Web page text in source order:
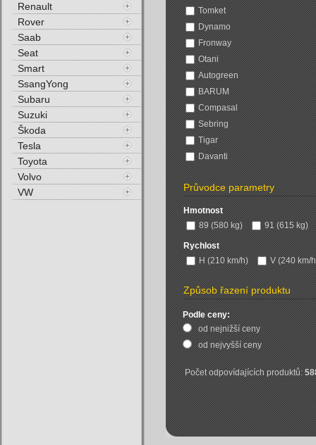
Tomket
Dynamo
Fronway
Otani
Autogreen
BARUM
Compasal
Sebring
Tigar
Davanti
Průvodce parametry
Hmotnost
89 (580 kg)
91 (615 kg)
Rychlost
H (210 km/h)
V (240 km/
Způsob řazení produktu
Podle ceny:
od nejnižší ceny
od nejvyšší ceny
Počet odpovídajících produktů:
Renault
Rover
Saab
Seat
Smart
SsangYong
Subaru
Suzuki
Škoda
Tesla
Toyota
Volvo
VW